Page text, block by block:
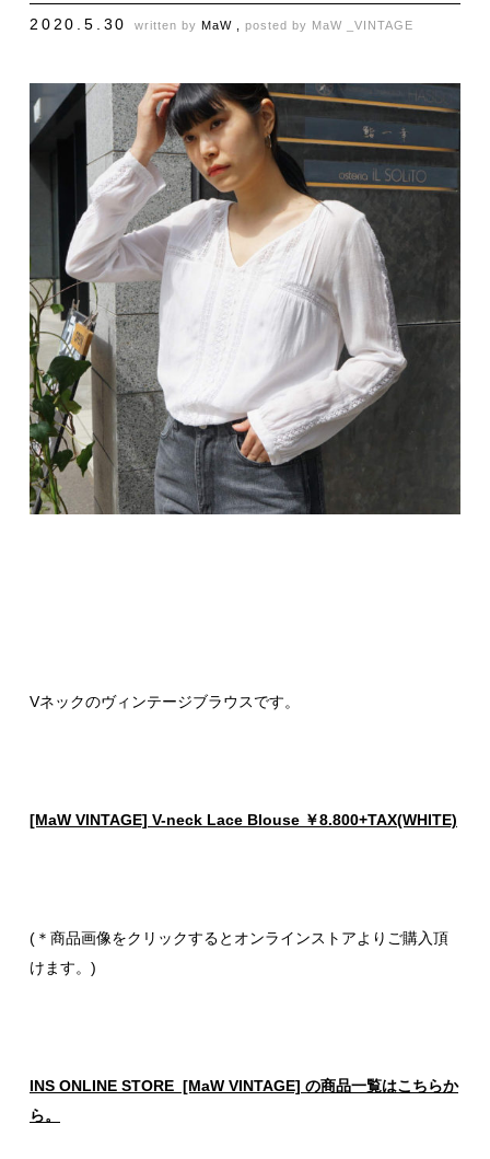
2020.5.30 written by MaW , posted by MaW _VINTAGE
Vネックのヴィンテージブラウスです。
[MaW VINTAGE] V-neck Lace Blouse ￥8.800+TAX(WHITE)
(＊商品画像をクリックするとオンラインストアよりご購入頂
けます。)
INS ONLINE STORE [MaW VINTAGE] の商品一覧はこちらか
ら。